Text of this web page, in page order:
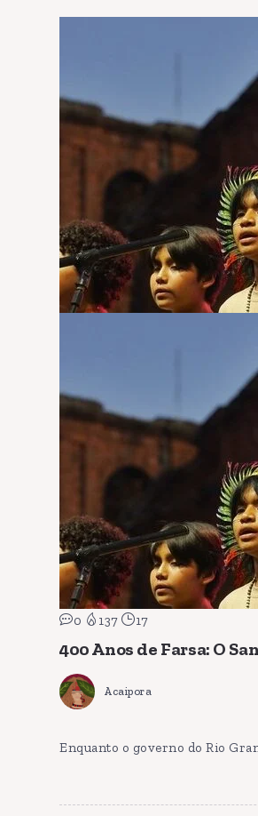
0 137 17
400 Anos de Farsa: O
Acaipora
Enquanto o governo do Rio